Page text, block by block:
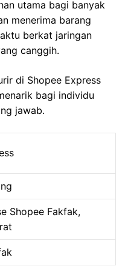
utama bagi banyak
menerima barang
berkat jaringan
canggih.
di Shopee Express
bagi individu
jawab.
Shopee Fakfak,